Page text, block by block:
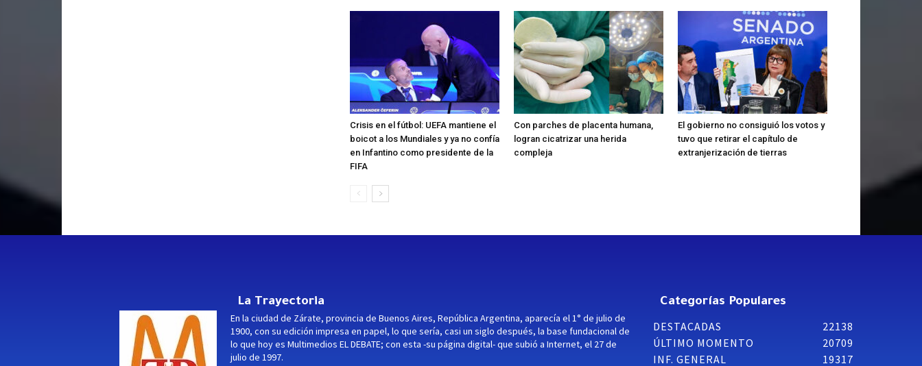
Crisis en el fútbol: UEFA mantiene el
boicot a los Mundiales y ya no confía
en Infantino como presidente de la
FIFA
Con parches de placenta humana,
logran cicatrizar una herida
compleja
El gobierno no consiguió los votos y
tuvo que retirar el capítulo de
extranjerización de tierras
La Trayectoria
En la ciudad de Zárate, provincia de Buenos Aires, República Argentina, aparecía el 1° de julio de
1900, con su edición impresa en papel, lo que sería, casi un siglo después, la base fundacional de
lo que hoy es Multimedios EL DEBATE; con esta -su página digital- que subió a Internet, el 27 de
julio de 1997.
Categorías Populares
DESTACADAS
22138
ÚLTIMO MOMENTO
20709
INF. GENERAL
19317